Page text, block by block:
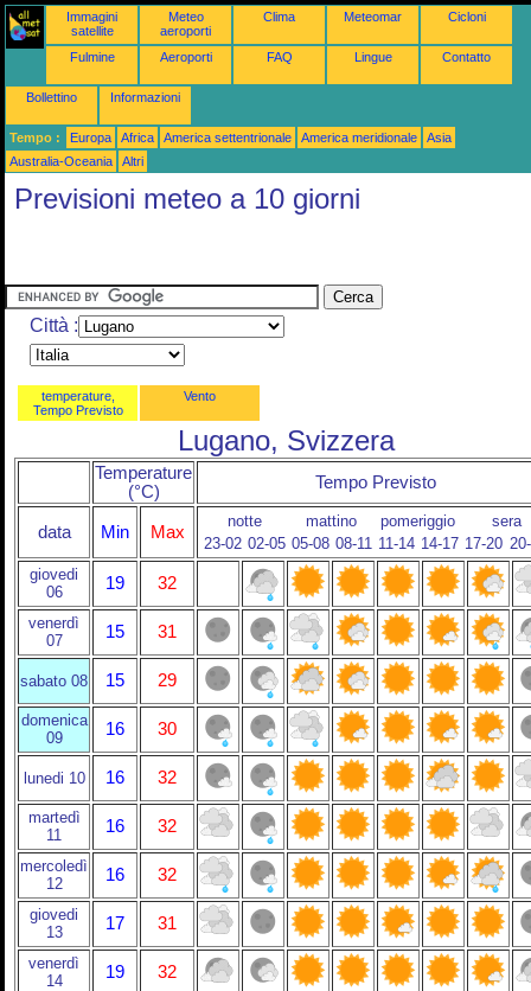
Immagini
satellite
Meteo
aeroporti
Clima Meteomar Cicloni
Fulmine Aeroporti FAQ Lingue Contatto
Bollettino Informazioni
Tempo : Europa Africa America settentrionale America meridionale
Asia
Australia-Oceania
Altri
Previsioni meteo a 10 giorni
Città :
temperature,
Tempo Previsto
Vento
Lugano, Svizzera
Temperature
(°C)
Tempo Previsto
data Min Max
notte mattino pomeriggio
sera
23-02 02-05 05-08 08-11 11-14 14-17 17-20
giovedi
06
19 32
venerdì
07
15 31
sabato 08 15 29
domenica
09
16 30
lunedi 10 16 32
martedì
11
16 32
mercoledì
12
16 32
giovedi
13
17 31
venerdì
14
19
32